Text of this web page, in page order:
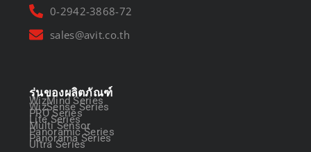
0-2942-3868-72
sales@avit.co.th
รุ่นของผลิตภัณฑ์
WizMind Series
WizSense Series
PRO Series
Lite Series
Multi Sensor
Panoramic Series
Panorama Series
Ultra Series